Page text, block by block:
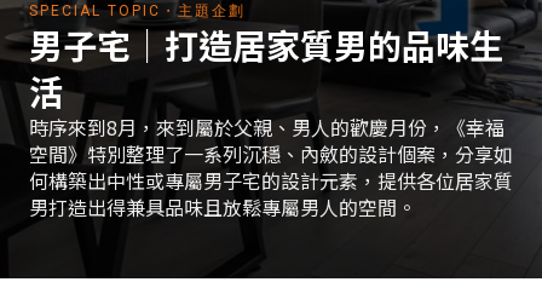
SPECIAL TOPIC・主題企劃
男子宅│打造居家質男的品味生
活
時序來到8月，來到屬於父親、男人的歡慶月份，《幸福
空間》特別整理了一系列沉穩、內斂的設計個案，分享如
何構築出中性或專屬男子宅的設計元素，提供各位居家質
男打造出得兼具品味且放鬆專屬男人的空間。